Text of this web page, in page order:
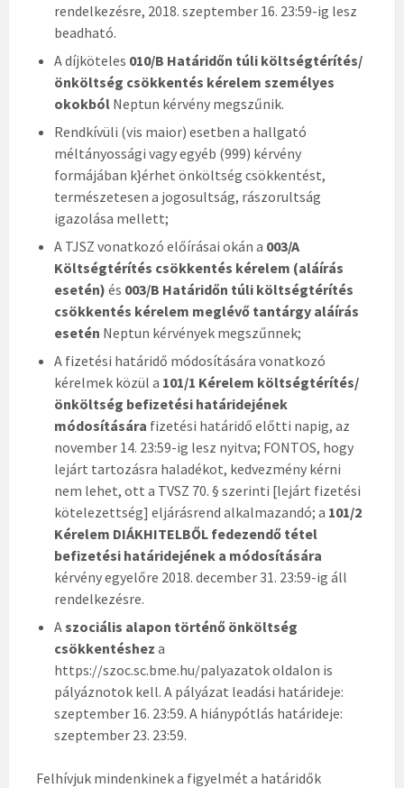
rendelkezésre, 2018. szeptember 16. 23:59-ig lesz
beadható.
A díjköteles 010/B Határidőn túli költségtérítés/
önköltség csökkentés kérelem személyes
okokból Neptun kérvény megszűnik.
Rendkívüli (vis maior) esetben a hallgató
méltányossági vagy egyéb (999) kérvény
formájában k}érhet önköltség csökkentést,
természetesen a jogosultság, rászorultság
igazolása mellett;
A TJSZ vonatkozó előírásai okán a 003/A
Költségtérítés csökkentés kérelem (aláírás
esetén) és 003/B Határidőn túli költségtérítés
csökkentés kérelem meglévő tantárgy aláírás
esetén Neptun kérvények megszűnnek;
A fizetési határidő módosítására vonatkozó
kérelmek közül a 101/1 Kérelem költségtérítés/
önköltség befizetési határidejének
módosítására fizetési határidő előtti napig, az
november 14. 23:59-ig lesz nyitva; FONTOS, hogy
lejárt tartozásra haladékot, kedvezmény kérni
nem lehet, ott a TVSZ 70. § szerinti [lejárt fizetési
kötelezettség] eljárásrend alkalmazandó; a 101/2
Kérelem DIÁKHITELBŐL fedezendő tétel
befizetési határidejének a módosítására
kérvény egyelőre 2018. december 31. 23:59-ig áll
rendelkezésre.
Aszociális alapon történő önköltség
csökkentéshez a
https://szoc.sc.bme.hu/palyazatok oldalon is
pályáznotok kell. A pályázat leadási határideje:
szeptember 16. 23:59. A hiánypótlás határideje:
szeptember 23. 23:59.
Felhívjuk mindenkinek a figyelmét a határidők